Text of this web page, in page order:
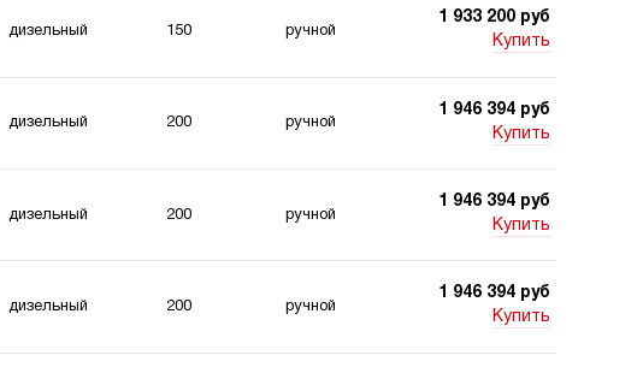
1 933 200 руб
Купить
дизельный 150 ручной
1 946 394 руб
Купить
дизельный 200 ручной
1 946 394 руб
Купить
дизельный 200 ручной
1 946 394 руб
Купить
дизельный 200 ручной